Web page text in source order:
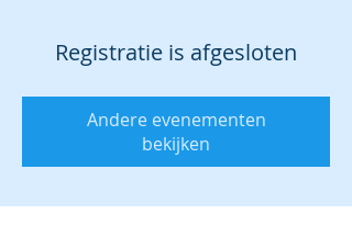
Registratie is afgesloten
Andere evenementen
bekijken